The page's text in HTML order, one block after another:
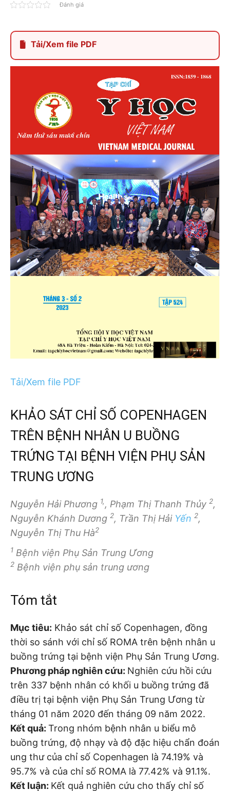
Đánh giá
Tải/Xem file PDF
Tải/Xem file PDF
KHẢO SÁT CHỈ SỐ COPENHAGEN
TRÊN BỆNH NHÂN U BUỒNG
TRỨNG TẠI BỆNH VIỆN PHỤ SẢN
TRUNG ƯƠNG
Nguyễn Hải Phương 1,, Phạm Thị Thanh Thủy 2,
Nguyễn Khánh Dương 2, Trần Thị Hải Yến 2,
Nguyễn Thị Thu Hà2
1 Bệnh viện Phụ Sản Trung Ương
2 Bệnh viện phụ sản trung ương
Tóm tắt
Mục tiêu: Khảo sát chỉ số Copenhagen, đồng
thời so sánh với chỉ số ROMA trên bệnh nhân u
buồng trứng tại bệnh viện Phụ Sản Trung Ương.
Phương pháp nghiên cứu: Nghiên cứu hồi cứu
trên 337 bệnh nhân có khối u buồng trứng đã
điều trị tại bệnh viện Phụ Sản Trung Ương từ
tháng 01 năm 2020 đến tháng 09 năm 2022.
Kết quả: Trong nhóm bệnh nhân u biểu mô
buồng trứng, độ nhạy và độ đặc hiệu chẩn đoán
ung thư của chỉ số Copenhagen là 74.19% và
95.7% và của chỉ số ROMA là 77.42% và 91.1%.
Kết luận: Kết quả nghiên cứu cho thấy chỉ số